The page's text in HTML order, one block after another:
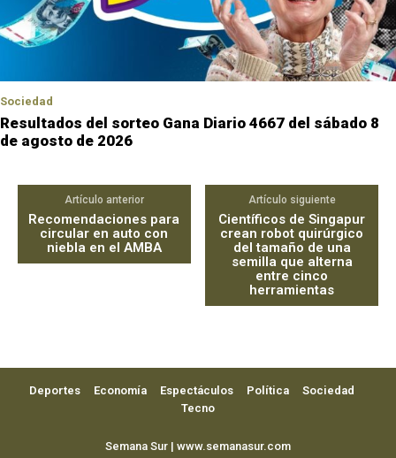
Sociedad
Resultados del sorteo Gana Diario 4667 del sábado 8
de agosto de 2026
Artículo anterior
Recomendaciones para
circular en auto con
niebla en el AMBA
Artículo siguiente
Científicos de Singapur
crean robot quirúrgico
del tamaño de una
semilla que alterna
entre cinco
herramientas
Deportes Economía Espectáculos Política
Sociedad
Tecno
Semana Sur | www.semanasur.com